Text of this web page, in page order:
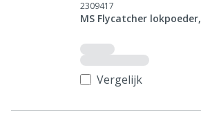
2309417
MS Flycatcher
Vergelijk